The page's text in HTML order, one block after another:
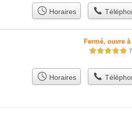
Horaires
Fermé, ouvre à
5,0 étoiles sur 5
Horaires